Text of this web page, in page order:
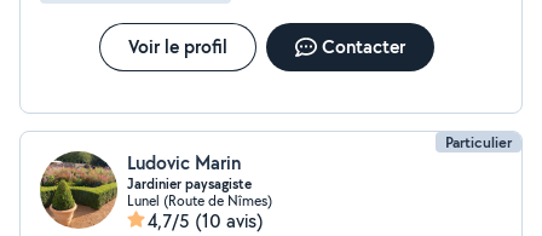
Voir le profil Contacter
Particulier
Ludovic Marin
Jardinier paysagiste
Lunel (Route de Nîmes)
4,7/5 (10 avis)